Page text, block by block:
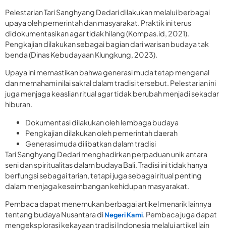
Pelestarian Tari Sanghyang Dedari dilakukan melalui berbagai
upaya oleh pemerintah dan masyarakat. Praktik ini terus
didokumentasikan agar tidak hilang (Kompas.id, 2021).
Pengkajian dilakukan sebagai bagian dari warisan budaya tak
benda (Dinas Kebudayaan Klungkung, 2023).
Upaya ini memastikan bahwa generasi muda tetap mengenal
dan memahami nilai sakral dalam tradisi tersebut. Pelestarian ini
juga menjaga keaslian ritual agar tidak berubah menjadi sekadar
hiburan.
Dokumentasi dilakukan oleh lembaga budaya
Pengkajian dilakukan oleh pemerintah daerah
Generasi muda dilibatkan dalam tradisi
Tari Sanghyang Dedari menghadirkan perpaduan unik antara
seni dan spiritualitas dalam budaya Bali. Tradisi ini tidak hanya
berfungsi sebagai tarian, tetapi juga sebagai ritual penting
dalam menjaga keseimbangan kehidupan masyarakat.
Pembaca dapat menemukan berbagai artikel menarik lainnya
tentang budaya Nusantara diNegeri Kami. Pembaca juga dapat
mengeksplorasi kekayaan tradisi Indonesia melalui artikel lain